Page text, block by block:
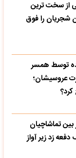
از سخت ترین
را فوق
توسط همسر
عروسیشان؛
تماشاچیان
دفعه زد زیر آواز